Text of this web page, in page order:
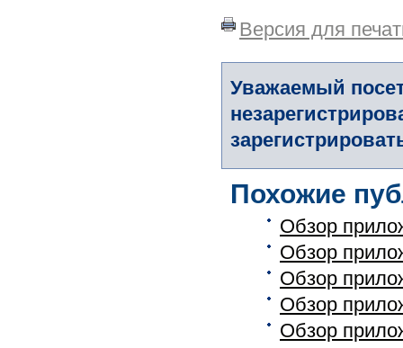
Версия для
Уважаемый
Похожие
Обзор
Обзор
Обзор
Обзор
Обзор